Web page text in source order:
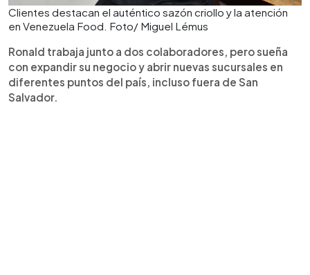
Clientes destacan el auténtico sazón criollo y la atención
en Venezuela Food. Foto/ Miguel Lémus
Ronald trabaja junto a dos colaboradores, pero sueña
con expandir su negocio y abrir nuevas sucursales en
diferentes puntos del país, incluso fuera de San
Salvador.